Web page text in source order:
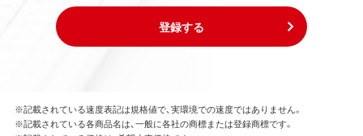
登録する
※記載されている速度表記は規格値で、実環境での速度ではありません。
※記載されている各商品名は、一般に各社の商標または登録商標です。